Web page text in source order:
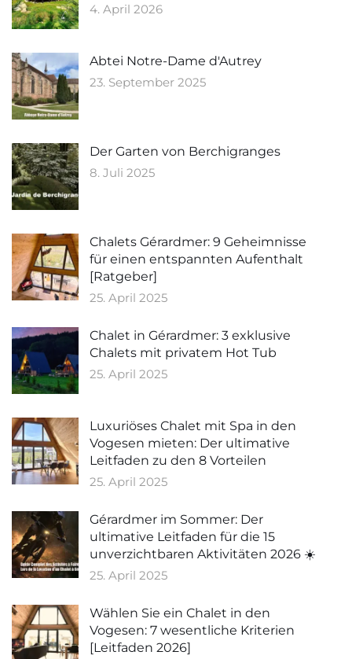
4. April 2026
Abtei Notre-Dame d'Autrey
23. September 2025
Der Garten von Berchigranges
8. Juli 2025
Chalets Gérardmer: 9 Geheimnisse
für einen entspannten Aufenthalt
[Ratgeber]
25. April 2025
Chalet in Gérardmer: 3 exklusive
Chalets mit privatem Hot Tub
25. April 2025
Luxuriöses Chalet mit Spa in den
Vogesen mieten: Der ultimative
Leitfaden zu den 8 Vorteilen
25. April 2025
Gérardmer im Sommer: Der
ultimative Leitfaden für die 15
unverzichtbaren Aktivitäten 2026 ☀️
25. April 2025
Wählen Sie ein Chalet in den
Vogesen: 7 wesentliche Kriterien
[Leitfaden 2026]